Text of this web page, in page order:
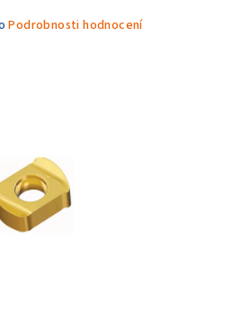
Podrobnosti hodnocení